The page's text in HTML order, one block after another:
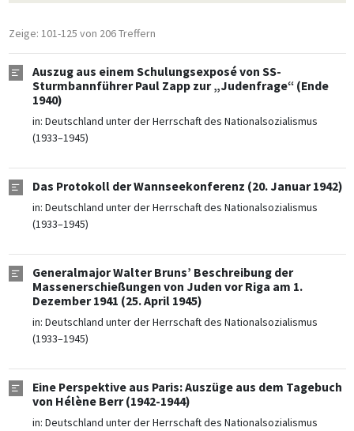
Zeige: 101-125 von 206 Treffern
Auszug aus einem Schulungsexposé von SS-
Sturmbannführer Paul Zapp zur „Judenfrage“ (Ende
1940)
in: Deutschland unter der Herrschaft des Nationalsozialismus
(1933–1945)
Das Protokoll der Wannseekonferenz (20. Januar 1942)
in: Deutschland unter der Herrschaft des Nationalsozialismus
(1933–1945)
Generalmajor Walter Bruns’ Beschreibung der
Massenerschießungen von Juden vor Riga am 1.
Dezember 1941 (25. April 1945)
in: Deutschland unter der Herrschaft des Nationalsozialismus
(1933–1945)
Eine Perspektive aus Paris: Auszüge aus dem Tagebuch
von Hélène Berr (1942-1944)
in: Deutschland unter der Herrschaft des Nationalsozialismus